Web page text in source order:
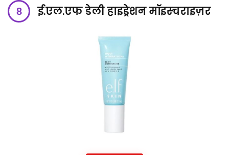
ई.एल.एफ डेली हाइड्रेशन मॉइस्चराइज़र